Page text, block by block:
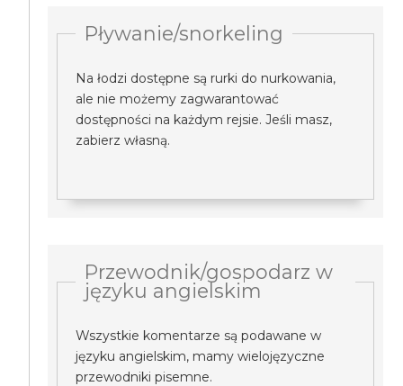
Pływanie/snorkeling
Na łodzi dostępne są rurki do nurkowania,
ale nie możemy zagwarantować
dostępności na każdym rejsie. Jeśli masz,
zabierz własną.
Przewodnik/gospodarz w
języku angielskim
Wszystkie komentarze są podawane w
języku angielskim, mamy wielojęzyczne
przewodniki pisemne.